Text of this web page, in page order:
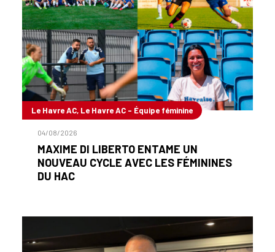
Le Havre AC, Le Havre AC - Équipe féminine
04/08/2026
MAXIME DI LIBERTO ENTAME UN
NOUVEAU CYCLE AVEC LES FÉMININES
DU HAC